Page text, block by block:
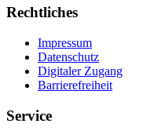
Rechtliches
Impressum
Datenschutz
Digitaler Zugang
Barrierefreiheit
Service